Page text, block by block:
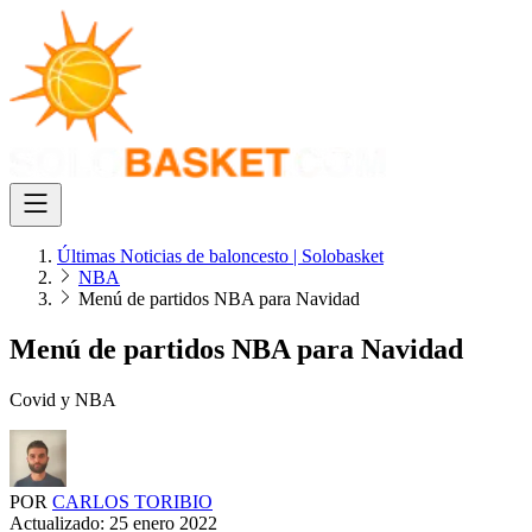
Últimas Noticias de baloncesto | Solobasket
NBA
Menú de partidos NBA para Navidad
Menú de partidos NBA para Navidad
Covid y NBA
POR CARLOS TORIBIO
Actualizado: 25 enero 2022